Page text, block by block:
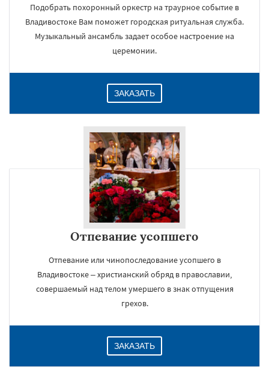
Подобрать похоронный оркестр на траурное событие в
Владивостоке Вам поможет городская ритуальная служба.
Музыкальный ансамбль задает особое настроение на
церемонии.
ЗАКАЗАТЬ
Отпевание усопшего
Отпевание или чинопоследование усопшего в
Владивостоке – христианский обряд в православии,
совершаемый над телом умершего в знак отпущения
грехов.
ЗАКАЗАТЬ